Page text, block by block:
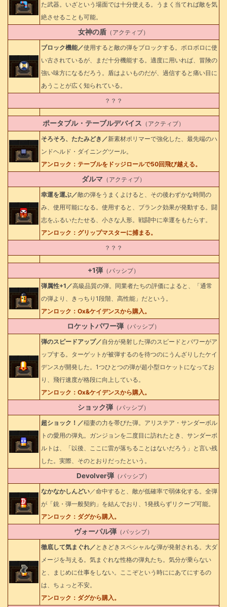
た武器。いざという場面では十分使える。うまく当てれば敵を気
絶させることも可能。
女神の盾 （アクティブ）
ブロック機能／使用すると敵の弾をブロックする。ボロボロに使
い古されているが、まだ十分機能する。適度に用いれば、冒険の
強い味方になるだろう。盾はよいものだが、過信すると痛い目に
あうことが広く知られている。
？？？
ポータブル・テーブルデバイス （アクティブ）
そろそろ、たたみどき／新素材ポリマーで強化した、最先端のハ
ンドヘルド・ダイニングツール。
アンロック：テーブルをドッジロールで50回飛び越える。
ダルマ （アクティブ）
幸運を運ぶ／敵の弾をうまくよけると、その後わずかな時間の
み、使用可能になる。使用すると、ブランク効果が発動する。闘
志をふるいたたせる、小さな人形。戦闘中に幸運をもたらす。
アンロック：グリップマスターに捕まる。
？？？
+1弾 （パッシブ）
弾属性+1／高級品質の弾。同業者たちの評価によると、「通常
の弾より、きっちり1段階、高性能」だという。
アンロック：Ox&ケイデンスから購入。
ロケットパワー弾 （パッシブ）
弾のスピードアップ／自分が発射した弾のスピードとパワーがア
ップする。ターゲットが被弾するのを待つのにうんざりしたケイ
デンスが開発した。1つひとつの弾が超小型ロケットになってお
り、飛行速度が格段に向上している。
アンロック：Ox&ケイデンスから購入。
ショック弾 （パッシブ）
超ショック！／稲妻の力を帯びた弾。アリステア・サンダーボル
トの愛用の弾丸。ガンジョンを二度目に訪れたとき、サンダーボ
ルトは、「以後、ここに雷が落ちることはないだろう」と言い残
した。実際、そのとおりだったという。
Devolver弾 （パッシブ）
なかなかしんどい／命中すると、敵が低確率で弱体化する。全弾
が「銃・弾一般契約」を結んでおり、1発残らずリクープ可能。
アンロック：ダグから購入。
ヴォーパル弾 （パッシブ）
徹底して気まぐれ／ ときどきスペシャルな弾が発射される。大ダ
メージを与える。気まぐれな性格の弾丸たち。気分が乗らない
と、まじめに仕事をしない。ここぞという時ににあてにするの
は、ちょっと不安。
アンロック：ダグから購入。